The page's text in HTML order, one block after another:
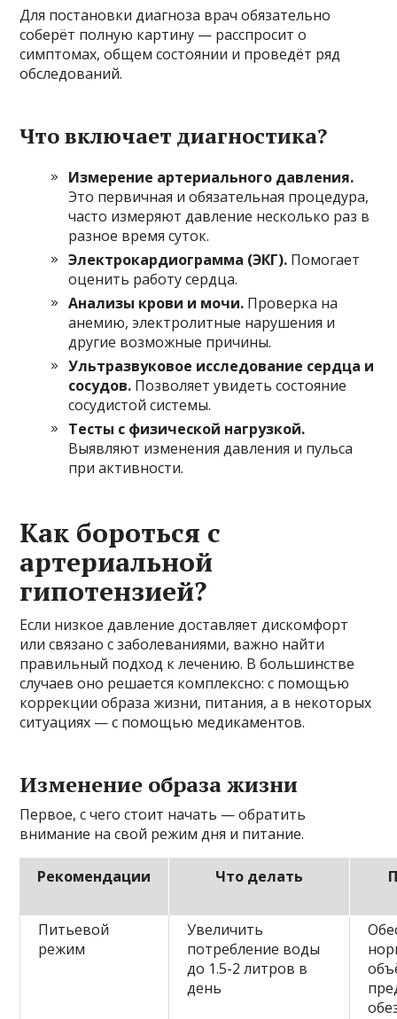
Для постановки диагноза врач обязательно
соберёт полную картину — расспросит о
симптомах, общем состоянии и проведёт ряд
обследований.
Что включает диагностика?
Измерение артериального давления.
Это первичная и обязательная процедура,
часто измеряют давление несколько раз в
разное время суток.
Электрокардиограмма (ЭКГ). Помогает
оценить работу сердца.
Анализы крови и мочи. Проверка на
анемию, электролитные нарушения и
другие возможные причины.
Ультразвуковое исследование сердца и
сосудов. Позволяет увидеть состояние
сосудистой системы.
Тесты с физической нагрузкой.
Выявляют изменения давления и пульса
при активности.
Как бороться с
артериальной
гипотензией?
Если низкое давление доставляет дискомфорт
или связано с заболеваниями, важно найти
правильный подход к лечению. В большинстве
случаев оно решается комплексно: с помощью
коррекции образа жизни, питания, а в некоторых
ситуациях — с помощью медикаментов.
Изменение образа жизни
Первое, с чего стоит начать — обратить
внимание на свой режим дня и питание.
Рекомендации Что делать
Питьевой
режим
Увеличить
потребление воды
до 1.5-2 литров в
день